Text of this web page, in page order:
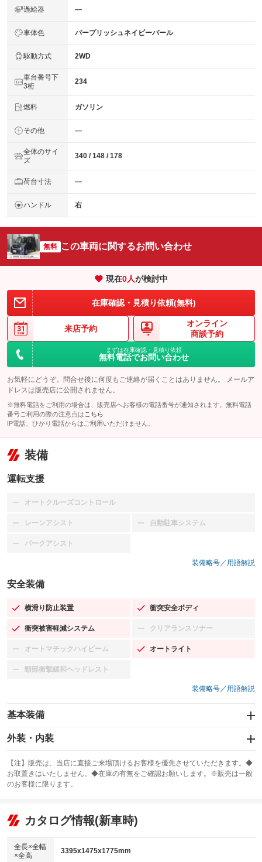
過給器 ―
車体色 パープリッシュネイビーパール
駆動方式 2WD
車台番号下
3桁
234
燃料 ガソリン
その他 ―
全体のサイ
ズ
340 / 148 / 178
荷台寸法 ―
ハンドル 右
無料 この車両に関するお問い合わせ
現在0人が検討中
在庫確認・見積り依頼(無料)
来店予約
オンライン
商談予約
まずは在庫確認・見積り依頼
無料電話でお問い合わせ
お気軽にどうぞ。問合せ後に何度もご連絡が届くことはありません。 メールア
ドレスは販売店に公開されません。
※無料電話をご利用の場合は、販売店へお客様の電話番号が通知されます。無料電話
番号ご利用の際の注意点は こちら
IP電話、ひかり電話からはご利用いただけません。
装備
運転支援
オートクルーズコントロール
：装備なし
レーンアシスト
：装備なし 自動駐車システム
：装備なし
パークアシスト
：装備なし
装備略号／用語解説
安全装備
横滑り防止装置
：装備あり 衝突安全ボディ
：装備あり
衝突被害軽減システム
：装備あり クリアランスソナー
：装備なし
オートマチックハイビーム
：装備なし オートライト
：装備あり
頸部衝撃緩和ヘッドレスト
：装備なし
装備略号／用語解説
基本装備
エアバッグ：運転席/助手席/サイド
：装備あり
：装備あり
サンルーフ
：装備なし ABS
リフトアップ
：装備なし
：装備なし
パワーウィンドウ
外装・内装
カーナビ
：装備なし
TV
：装備なし
ビジュアル
：装備なし
：装備あり
【注】販売は、当店に直接ご来場頂けるお客様を優先させていただきます。◆
お取置きはいたしません。◆在庫の有無をご確認お願いします。※販売は一般
のお客様に限ります。
カタログ情報(新車時)
全長×全幅
×全高
3395x1475x1775mm